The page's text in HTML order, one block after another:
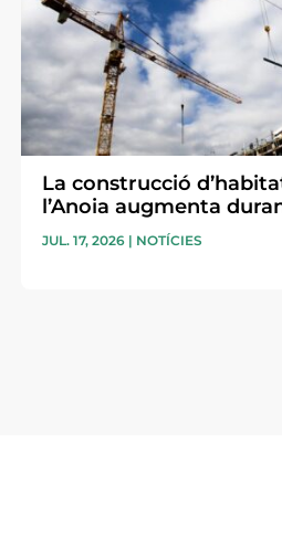
La construcció
l’Anoia augmenta
JUL. 17, 2026| NOTÍCIES